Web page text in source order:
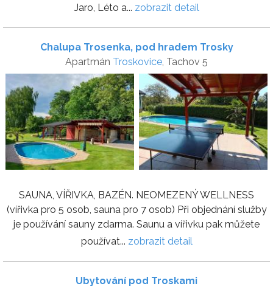
Jaro, Léto a... zobrazit detail
Chalupa Trosenka, pod hradem Trosky
Apartmán Troskovice, Tachov 5
SAUNA, VÍŘIVKA, BAZÉN. NEOMEZENÝ WELLNESS
(vířivka pro 5 osob, sauna pro 7 osob) Při objednání služby
je používání sauny zdarma. Saunu a vířivku pak můžete
používat... zobrazit detail
Ubytování pod Troskami